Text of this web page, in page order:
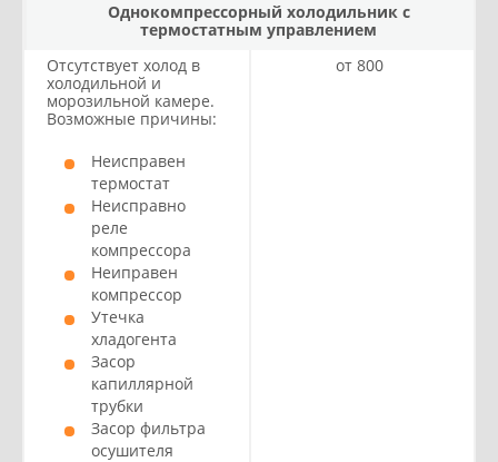
Однокомпрессорный холодильник с
термостатным управлением
Отсутствует холод в
холодильной и
морозильной камере.
Возможные причины:
Неисправен
термостат
Неисправно
реле
компрессора
Неиправен
компрессор
Утечка
хладогента
Засор
капиллярной
трубки
Засор фильтра
осушителя
от 800